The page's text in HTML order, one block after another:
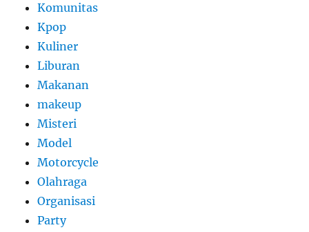
Komunitas
Kpop
Kuliner
Liburan
Makanan
makeup
Misteri
Model
Motorcycle
Olahraga
Organisasi
Party